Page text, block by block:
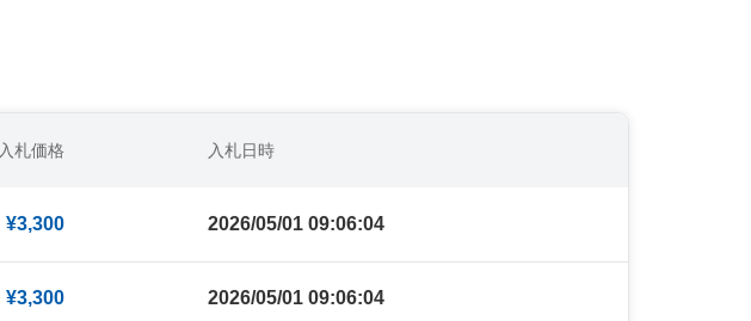
入札価格 入札日時
¥3,300 2026/05/01 09:06:04
¥3,300 2026/05/01 09:06:04